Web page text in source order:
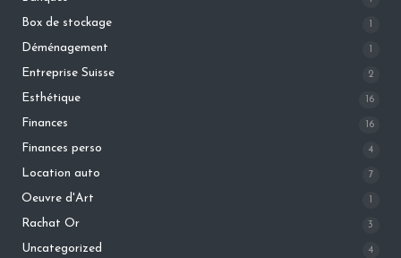
Box de stockage
Déménagement
Entreprise Suisse 2
Esthétique 16
Finances 16
Finances perso 4
Location auto 7
Oeuvre d'Art
Rachat Or 3
Uncategorized 4